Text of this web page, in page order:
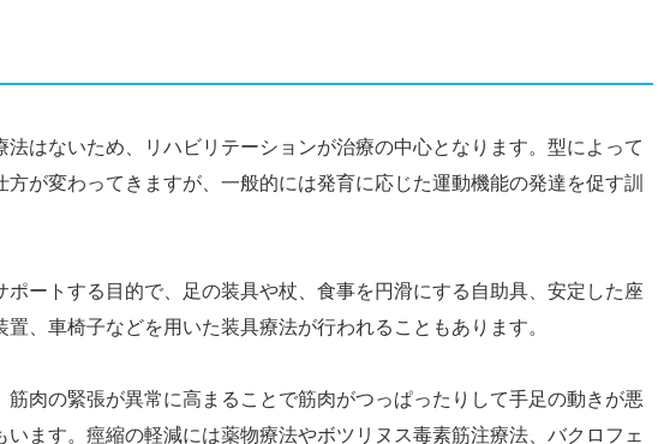
法はないため、リハビリテーションが治療の中心となります。型によって
方が変わってきますが、一般的には発育に応じた運動機能の発達を促す訓
ポートする目的で、足の装具や杖、食事を円滑にする自助具、安定した座
、車椅子などを用いた装具療法が行われることもあります。
筋肉の緊張が異常に高まることで筋肉がつっぱったりして手足の動きが悪
います。痙縮の軽減には薬物療法やボツリヌス毒素筋注療法、バクロフェ